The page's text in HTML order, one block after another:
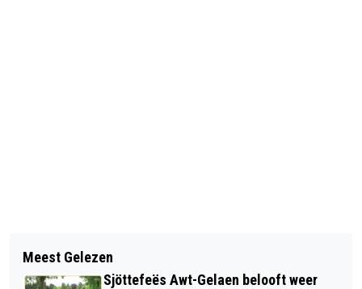
OP DE KOFFIE BIJ MIGNON
BESLUITENLIJST WEEK 14 2024
Meest Gelezen
Sjöttefeës Awt-Gelaen belooft weer